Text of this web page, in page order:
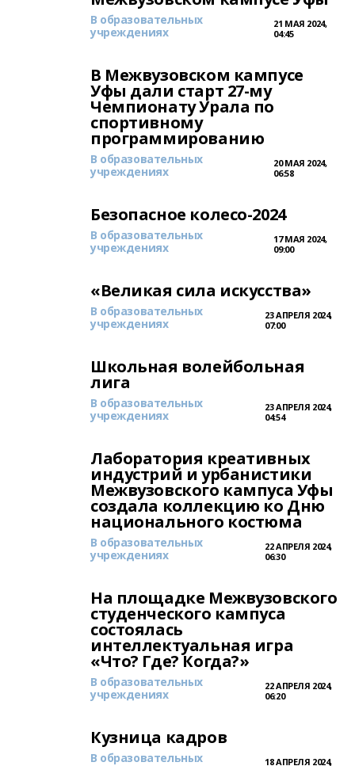
В образовательных
учреждениях
21 МАЯ 2024,
04:45
В Межвузовском кампусе
Уфы дали старт 27-му
Чемпионату Урала по
спортивному
программированию
В образовательных
учреждениях
20 МАЯ 2024,
06:58
Безопасное колесо-2024
В образовательных
учреждениях
17 МАЯ 2024,
09:00
«Великая сила искусства»
В образовательных
учреждениях
23 АПРЕЛЯ 2024,
07:00
Школьная волейбольная
лига
В образовательных
учреждениях
23 АПРЕЛЯ 2024,
04:54
Лаборатория креативных
индустрий и урбанистики
Межвузовского кампуса Уфы
создала коллекцию ко Дню
национального костюма
В образовательных
учреждениях
22 АПРЕЛЯ 2024,
06:30
На площадке Межвузовского
студенческого кампуса
состоялась
интеллектуальная игра
«Что? Где? Когда?»
В образовательных
учреждениях
22 АПРЕЛЯ 2024,
06:20
Кузница кадров
В образовательных
18 АПРЕЛЯ 2024,